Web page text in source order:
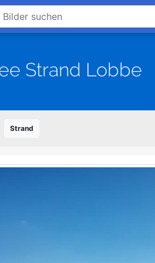
Strand Lobbe
Strand